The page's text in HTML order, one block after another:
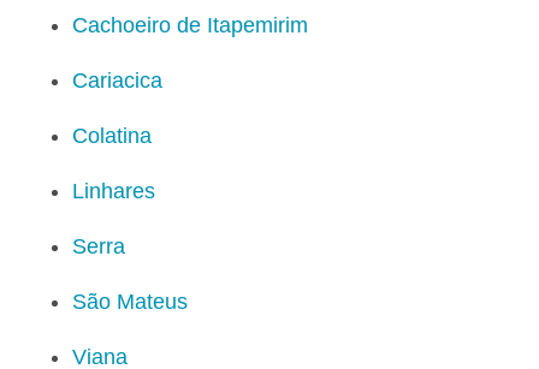
Cachoeiro de Itapemirim
Cariacica
Colatina
Linhares
Serra
São Mateus
Viana